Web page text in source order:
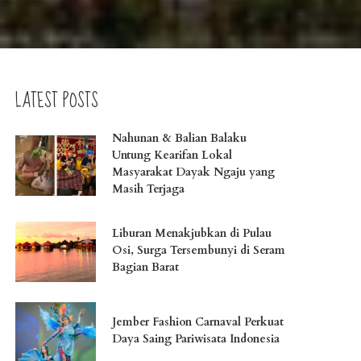
LATEST POSTS
Nahunan & Balian Balaku
Untung Kearifan Lokal
Masyarakat Dayak Ngaju yang
Masih Terjaga
Liburan Menakjubkan di Pulau
Osi, Surga Tersembunyi di Seram
Bagian Barat
Jember Fashion Carnaval Perkuat
Daya Saing Pariwisata Indonesia